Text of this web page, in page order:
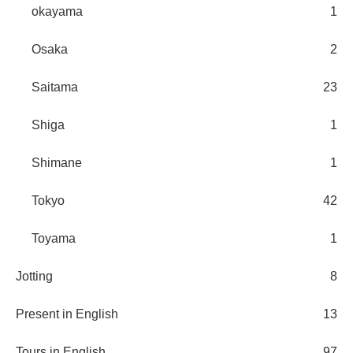
okayama 1
Osaka 2
Saitama 23
Shiga 1
Shimane 1
Tokyo 42
Toyama 1
Jotting 8
Present in English 13